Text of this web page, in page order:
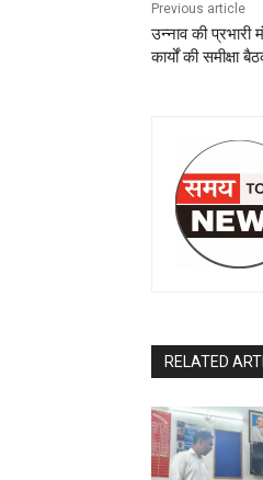
Previous article
उन्नाव की प्रभारी
कार्यों की समीक्षा
RELATED